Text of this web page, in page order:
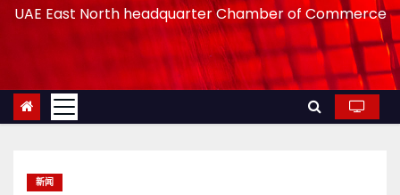
UAE East North headquarter Chamber of Commerce
新闻